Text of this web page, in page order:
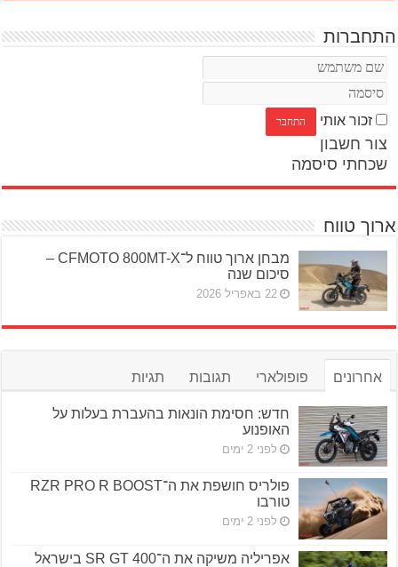
התחברות
זכור אותי
צור חשבון
שכחתי סיסמה
ארוך טווח
מבחן ארוך טווח ל־CFMOTO 800MT-X –
סיכום שנה
22 באפריל 2026
אחרונים פופולארי תגובות תגיות
חדש: חסימת הונאות בהעברת בעלות על
האופנוע
לפני 2 ימים
פולריס חושפת את ה־RZR PRO R BOOST
טורבו
לפני 2 ימים
אפריליה משיקה את ה־SR GT 400 בישראל